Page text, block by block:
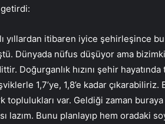
yıllardan itibaren iyice şehirleşince
Dünyada nüfus düşüyor ama
Doğurganlık hızını şehir
1,7’ye, 1,8’e kadar çıkarabiliriz.
toplulukları var. Geldiği zaman
lazım. Bunu planlayıp hem oradaki